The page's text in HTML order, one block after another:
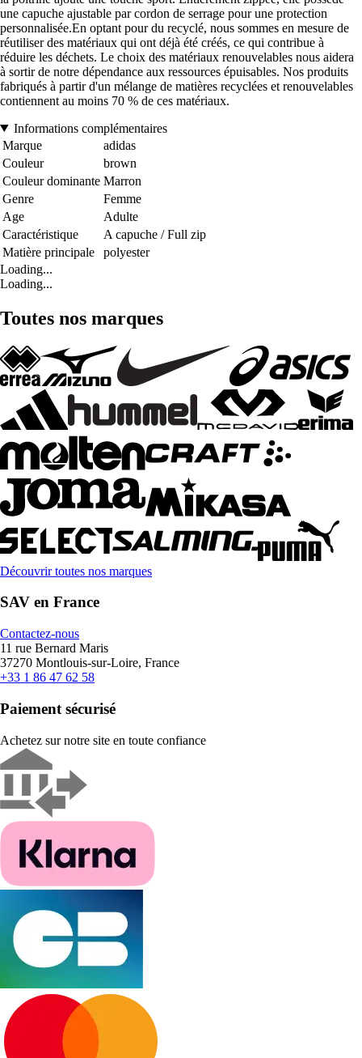
une capuche ajustable par cordon de serrage pour une protection
personnalisée.En optant pour du recyclé, nous sommes en mesure de
réutiliser des matériaux qui ont déjà été créés, ce qui contribue à
réduire les déchets. Le choix des matériaux renouvelables nous aidera
à sortir de notre dépendance aux ressources épuisables. Nos produits
fabriqués à partir d'un mélange de matières recyclées et renouvelables
contiennent au moins 70 % de ces matériaux.
Informations complémentaires
Marque
adidas
Couleur
brown
Couleur dominante Marron
Genre
Femme
Age
Adulte
Caractéristique
A capuche / Full zip
Matière principale
polyester
Loading...
Loading...
Toutes nos marques
Découvrir toutes nos marques
SAV en France
Contactez-nous
11 rue Bernard Maris
37270 Montlouis-sur-Loire, France
+33 1 86 47 62 58
Paiement sécurisé
Achetez sur notre site en toute confiance